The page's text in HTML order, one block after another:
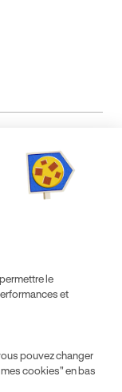
confidentialité
que vous
Générales de
le
et
pouvez changer
cookies" en bas